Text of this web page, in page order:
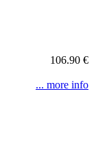
106.90 €
... more info